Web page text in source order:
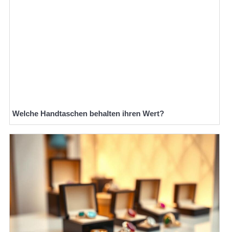
Welche Handtaschen behalten ihren Wert?